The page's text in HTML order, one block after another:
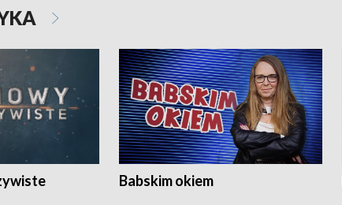
Babskim okiem